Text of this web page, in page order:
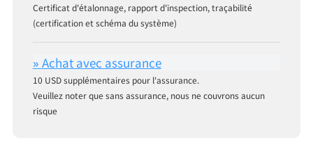
Certificat d'étalonnage, rapport d'inspection, traçabilité
(certification et schéma du système)
10 USD supplémentaires pour l'assurance.
Veuillez noter que sans assurance, nous ne couvrons aucun
risque